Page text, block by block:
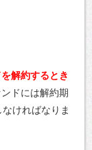
解約するとき
ドには解約期
ければなりま